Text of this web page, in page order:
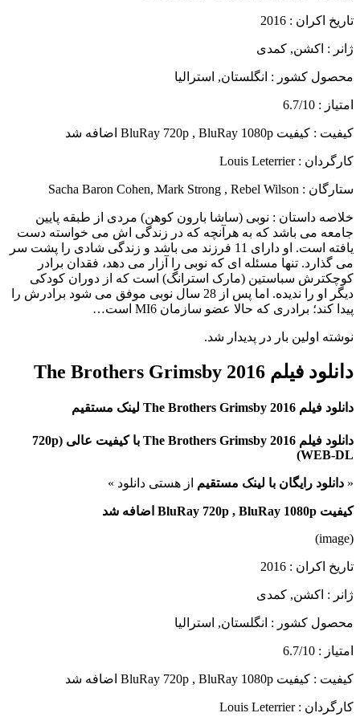
تاریخ اکران : 2016
ژانر : اکشن, کمدی
محصول کشور : انگلستان, استرالیا
امتیاز : 6.7/10
کیفیت : کیفیت BluRay 720p , BluRay 1080p اضافه شد
کارگردان : Louis Leterrier
ستارگان : Sacha Baron Cohen, Mark Strong , Rebel Wilson
خلاصه داستان : نوبی (ساشا بارون کوهن) مردی از طبقه پایین
جامعه می باشد که به هرآنچه که در زندگی اش می خواسته دست
یافته است. او دارای 11 فرزند می باشد و زندگی شادی را پشت سر
می گذارد. تنها مسئله ای که نوبی را آزار می دهد، فقدان برادر
کوچکترش سباستین (مارک استرانگ) است که از دوران کودکی
دیگر او را ندیده. اما پس از 28 سال نوبی موفق می شود برادرش را
پیدا کند؛ برادری که حالا عضو سازمان MI6 است…
نوشته اولین بار در پدیدار شد.
دانلود فیلم The Brothers Grimsby 2016
دانلود فیلم The Brothers Grimsby 2016 لینک مستقیم
دانلود فیلم The Brothers Grimsby 2016 با کیفیت عالی (720p
WEB-DL)
« دانلود رایگان با لینک مستقیم از هستی دانلود »
کیفیت BluRay 720p , BluRay 1080p اضافه شد
(image)
تاریخ اکران : 2016
ژانر : اکشن, کمدی
محصول کشور : انگلستان, استرالیا
امتیاز : 6.7/10
کیفیت : کیفیت BluRay 720p , BluRay 1080p اضافه شد
کارگردان : Louis Leterrier